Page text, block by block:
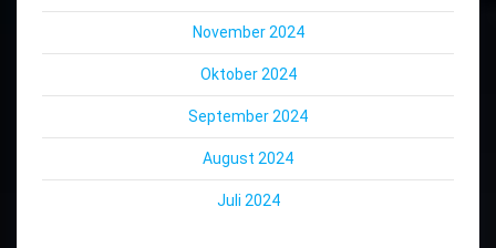
November 2024
Oktober 2024
September 2024
August 2024
Juli 2024